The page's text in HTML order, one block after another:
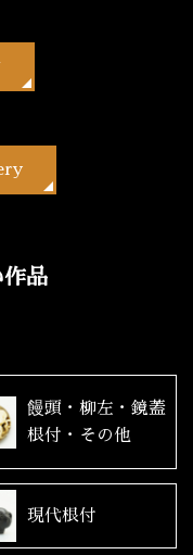
作品
饅頭・柳左・鏡蓋
根付・その他
現代根付